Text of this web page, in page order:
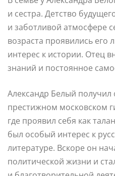
и сестра. Детство
и заботливой атмосфере
возраста проявились его
интерес к истории. Отец
знаний и постоянное
Александр Белый получил
престижном московском
где проявил себя как
был особый интерес к
литературе. Вскоре он
политической жизни и